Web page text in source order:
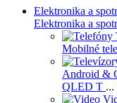
Elektronika a
Elektronika a
Mobilné
Android &
QLED T ...